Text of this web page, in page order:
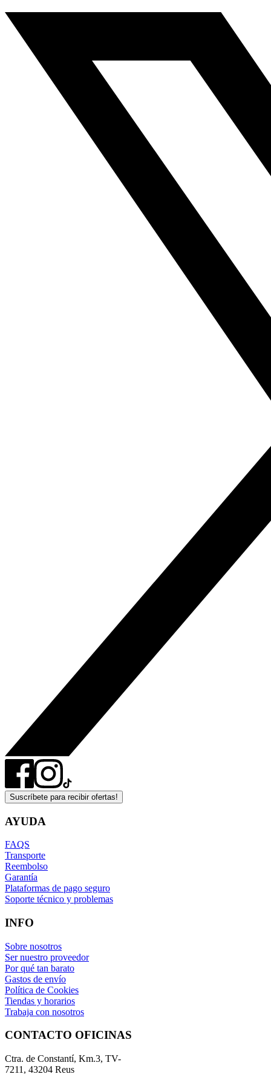
Suscríbete para recibir ofertas!
AYUDA
FAQS
Transporte
Reembolso
Garantía
Plataformas de pago seguro
Soporte técnico y problemas
INFO
Sobre nosotros
Ser nuestro proveedor
Por qué tan barato
Gastos de envío
Política de Cookies
Tiendas y horarios
Trabaja con nosotros
CONTACTO OFICINAS
Ctra. de Constantí, Km.3, TV-
7211, 43204 Reus